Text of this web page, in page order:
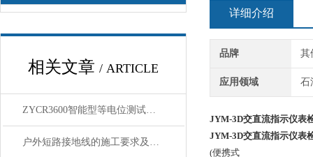
相关文章 / ARTICLE
ZYCR3600智能型等电位测试仪产品参数
户外短路接地线的施工要求及注意事项
详细介绍
品牌 其
应用领域 石
JYM-3D交直流指示仪表
JYM-3D交直流指示仪表
(便携式